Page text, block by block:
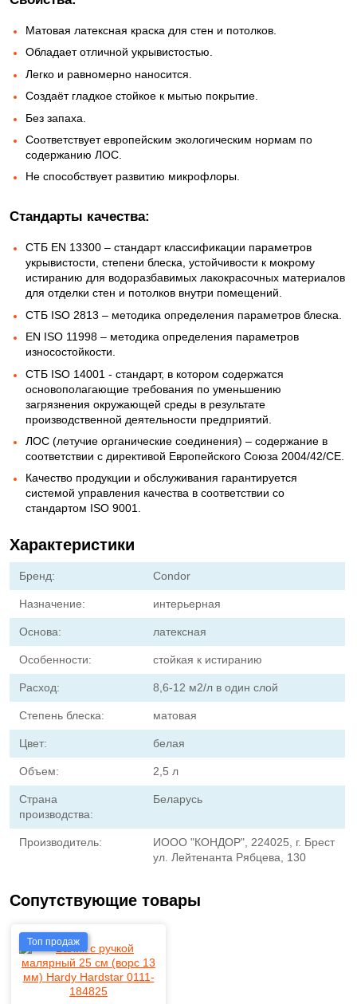
Матовая латексная краска для стен и потолков.
Обладает отличной укрывистостью.
Легко и равномерно наносится.
Создаёт гладкое стойкое к мытью покрытие.
Без запаха.
Соответствует европейским экологическим нормам по
содержанию ЛОС.
Не способствует развитию микрофлоры.
Стандарты качества:
СТБ EN 13300 – стандарт классификации параметров
укрывистости, степени блеска, устойчивости к мокрому
истиранию для водоразбавимых лакокрасочных материалов
для отделки стен и потолков внутри помещений.
СТБ ISO 2813 – методика определения параметров блеска.
EN ISO 11998 – методика определения параметров
износостойкости.
СТБ ISO 14001 - стандарт, в котором содержатся
основополагающие требования по уменьшению
загрязнения окружающей среды в результате
производственной деятельности предприятий.
ЛОС (летучие органические соединения) – содержание в
соответствии с директивой Европейского Союза 2004/42/CE.
Качество продукции и обслуживания гарантируется
системой управления качества в соответствии со
стандартом ISO 9001.
Характеристики
Бренд: Condor
Назначение: интерьерная
Основа: латексная
Особенности: стойкая к истиранию
Расход: 8,6-12 м2/л в один слой
Степень блеска: матовая
Цвет: белая
Объем: 2,5 л
Страна
производства:
Беларусь
Производитель:
ИООО "КОНДОР", 224025, г. Брест
ул. Лейтенанта Рябцева, 130
Сопутствующие товары
Топ продаж